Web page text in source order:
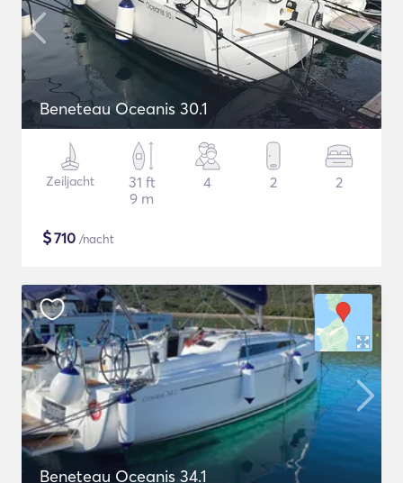
Beneteau Oceanis 30.1
Zeiljacht
31 ft
9 m
4 2 2
$710 /nacht
Beneteau Oceanis 34.1